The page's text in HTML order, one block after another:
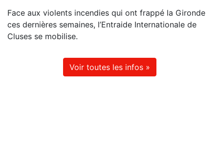
Face aux violents incendies qui ont frappé la Gironde
ces dernières semaines, l’Entraide Internationale de
Cluses se mobilise.
Voir toutes les infos »